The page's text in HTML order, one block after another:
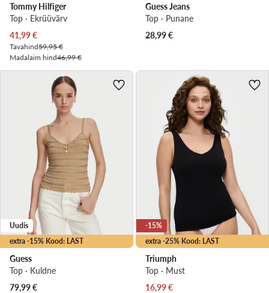
Tommy Hilfiger
Top · Ekrüüvärv
Praegune hind
41,99€
Tavahind59,95 €
Madalaim hind46,99 €
Guess Jeans
Top · Punane
28,99€
extra -15% Kood: LAST
Uudis
Guess
Top · Kuldne
79,99€
extra -25% Kood: LAST
-15%
Triumph
Top · Must
Praegune hind
16,99€